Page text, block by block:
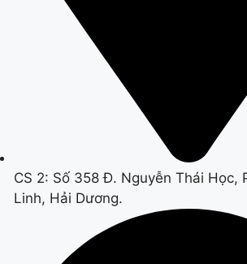
CS 2: Số 358 Đ. Nguyễn Thái Học,
Linh, Hải Dương.